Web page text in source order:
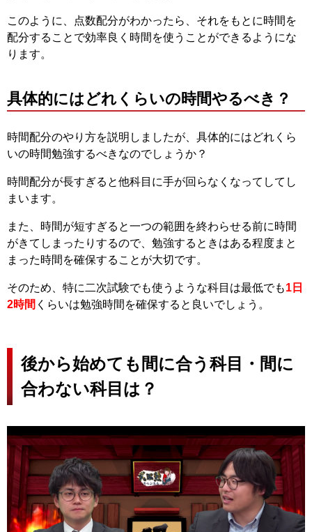
このように、点数配分がわかったら、それをもとに時間を
配分することで効率良く時間を使うことができるようにな
ります。
具体的にはどれくらいの時間やるべき？
時間配分のやり方を説明しましたが、具体的にはどれくら
いの時間勉強するべきなのでしょうか？
時間配分が長すぎると他科目に手が回らなくなってしてし
まいます。
また、時間が短すぎると一つの範囲を終わらせる前に時間
がきてしまったりするので、勉強するときはある程度まと
まった時間を確保することが大切です。
そのため、特に二次試験でも使うような科目は最低でも1日
2時間 くらいは勉強時間を確保すると良いでしょう。
後から始めても間に合う科目・間に
合わない科目は？